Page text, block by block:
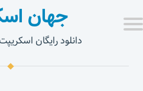
جهان
دانلود رایگان